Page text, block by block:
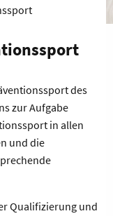
des
zur Aufgabe
in allen
und die
Qualifizierung und